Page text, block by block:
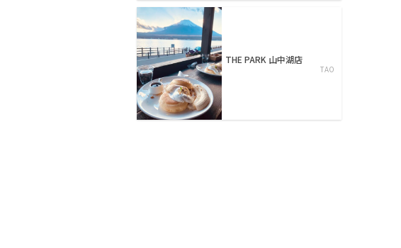
THE PARK 山中湖店
TAO